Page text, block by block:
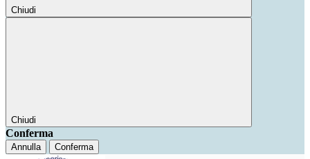
Chiudi
Chiudi
Conferma
Annulla Conferma